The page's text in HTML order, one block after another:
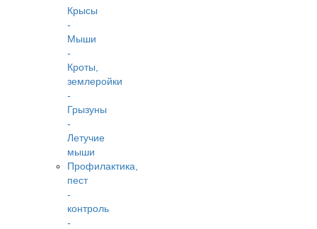
Крысы
-
Мыши
-
Кроты,
землеройки
-
Грызуны
-
Летучие
мыши
Профилактика,
пест
-
контроль
-